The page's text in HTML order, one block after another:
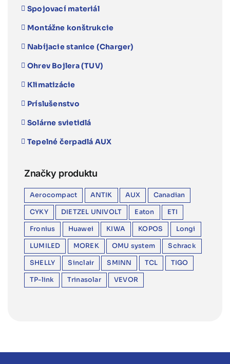
Spojovací materiál
Montážne konštrukcie
Nabíjacie stanice (Charger)
Ohrev Bojlera (TUV)
Klimatizácie
Príslušenstvo
Solárne svietidlá
Tepelné čerpadlá AUX
Značky produktu
Aerocompact ANTIK AUX Canadian
CYKY DIETZEL UNIVOLT Eaton ETI
Fronius Huawei KIWA KOPOS Longi
LUMILED MOREK OMU system Schrack
SHELLY Sinclair SMINN TCL TIGO
TP-link Trinasolar VEVOR